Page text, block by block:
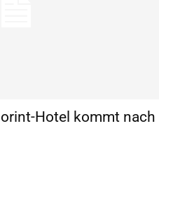
Hotel kommt nach